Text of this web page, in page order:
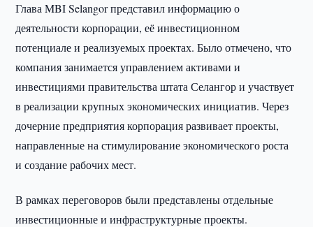
Глава MBI Selangor представил информацию о
деятельности корпорации, её инвестиционном
потенциале и реализуемых проектах. Было отмечено, что
компания занимается управлением активами и
инвестициями правительства штата Селангор и участвует
в реализации крупных экономических инициатив. Через
дочерние предприятия корпорация развивает проекты,
направленные на стимулирование экономического роста
и создание рабочих мест.
В рамках переговоров были представлены отдельные
инвестиционные и инфраструктурные проекты.